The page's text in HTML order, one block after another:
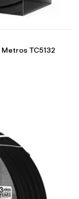
TC5132